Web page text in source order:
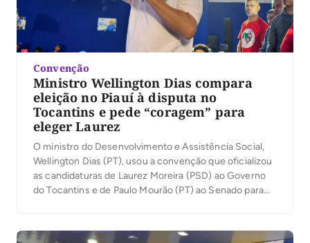
Convenção
Ministro Wellington Dias compara
eleição no Piauí à disputa no
Tocantins e pede “coragem” para
eleger Laurez
O ministro do Desenvolvimento e Assistência Social,
Wellington Dias (PT), usou a convenção que oficializou
as candidaturas de Laurez Moreira (PSD) ao Governo
do Tocantins e de Paulo Mourão (PT) ao Senado para
4, em Palmas, ele afirmou que […]